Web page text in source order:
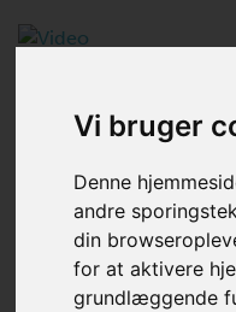
Vi bruger
Denne
andre
din
for at aktivere
grundlæggende
SIDEKANAL
ET- OG TO
Sidekanalblæsere
blæseluft i tunge
dynamiske blæsere er